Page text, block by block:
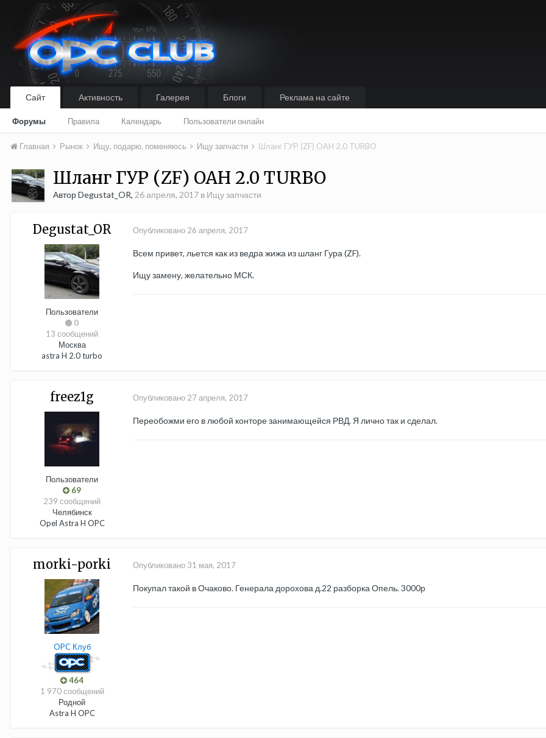
Сайт
Форумы Правила Календарь Пользователи онлайн
Активность Галерея Блоги Реклама на сайте
Главная Рынок Ищу, подарю, поменяюсь Ищу запчасти Шланг ГУР (ZF) OAH 2.0 TURBO
Шланг ГУР (ZF) OAH 2.0 TURBO
Автор Degustat_OR, 26 апреля, 2017 в Ищу запчасти
Degustat_OR
Пользователи
0
13 сообщений
Москва
astra H 2.0 turbo
Опубликовано 26 апреля, 2017
Всем привет, льется как из ведра жижа из шланг Гура (ZF).
Ищу замену, желательно МСК.
freez1g
Пользователи
69
239 сообщений
Челябинск
Opel Astra H OPC
Опубликовано 27 апреля, 2017
Переобожми его в любой конторе занимающейся РВД. Я лично так и сделал.
morki-porki
OPC Клуб
464
1 970 сообщений
Родной
Astra H OPC
Опубликовано 31 мая, 2017
Покупал такой в Очаково. Генерала дорохова д.22 разборка Опель. 3000р